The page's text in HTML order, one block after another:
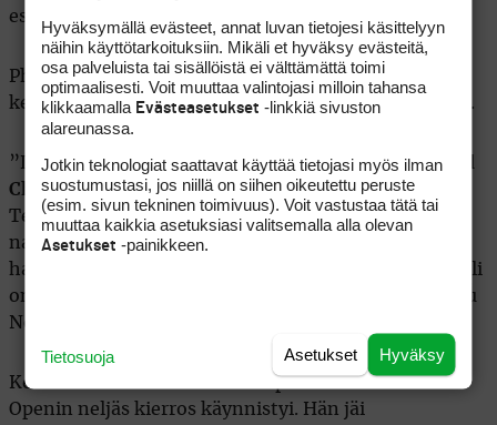
esiteltiin.
Phelps sai ison kädenpuristuksen Greg Normanilta
kertoessaan, että hait ovat hänen suosikkieläimiään.
”Lähes tasan vuosi sitten aloimme keskustellaDavid
Chunkanssa tämäntyyppisen kisan järjestämisestä.
Teemme totisesti historiaa yhdistämällä miesten ja
naisten sarjat. Tärkeintä on saada golfille lisää
harrastajia ja suosiota Kiinassa jossa kasvupotentiaali
on todella suurta, mainosti idean isäksi luonnehdittu
Norman.
Kesällä 2008 Norman oli kärkipallossa kun British
Openin neljäs kierros käynnistyi. Hän jäi
Hyväksymällä evästeet, annat luvan tietojesi käsittelyyn
näihin käyttötarkoituksiin. Mikäli et hyväksy evästeitä,
osa palveluista tai sisällöistä ei välttämättä toimi
optimaalisesti. Voit muuttaa valintojasi milloin tahansa
klikkaamalla Evästeasetukset -linkkiä sivuston
alareunassa.
Jotkin teknologiat saattavat käyttää tietojasi myös ilman
suostumustasi, jos niillä on siihen oikeutettu peruste
(esim. sivun tekninen toimivuus). Voit vastustaa tätä tai
muuttaa kaikkia asetuksiasi valitsemalla alla olevan
Asetukset -painikkeen.
Hyväksy
Asetukset
Tietosuoja